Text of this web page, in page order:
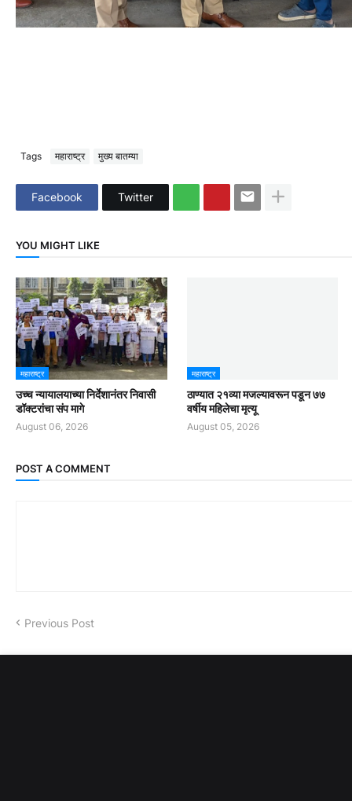
Tags महाराष्ट्र मुख्य बातम्या
Facebook Twitter
YOU MIGHT LIKE
महाराष्ट्र
उच्च न्यायालयाच्या निर्देशानंतर निवासी
डॉक्टरांचा संप मागे
August 06, 2026
महाराष्ट्र
ठाण्यात २१व्या मजल्यावरून पडून ७७
वर्षीय महिलेचा मृत्यू
August 05, 2026
POST A COMMENT
Previous Post